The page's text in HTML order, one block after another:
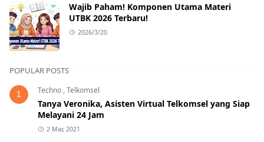
Wajib Paham! Komponen Utama Materi
UTBK 2026 Terbaru!
2026/3/20
POPULAR POSTS
1 Techno ,Telkomsel
Tanya Veronika, Asisten Virtual Telkomsel yang Siap
Melayani 24 Jam
2 Mar, 2021